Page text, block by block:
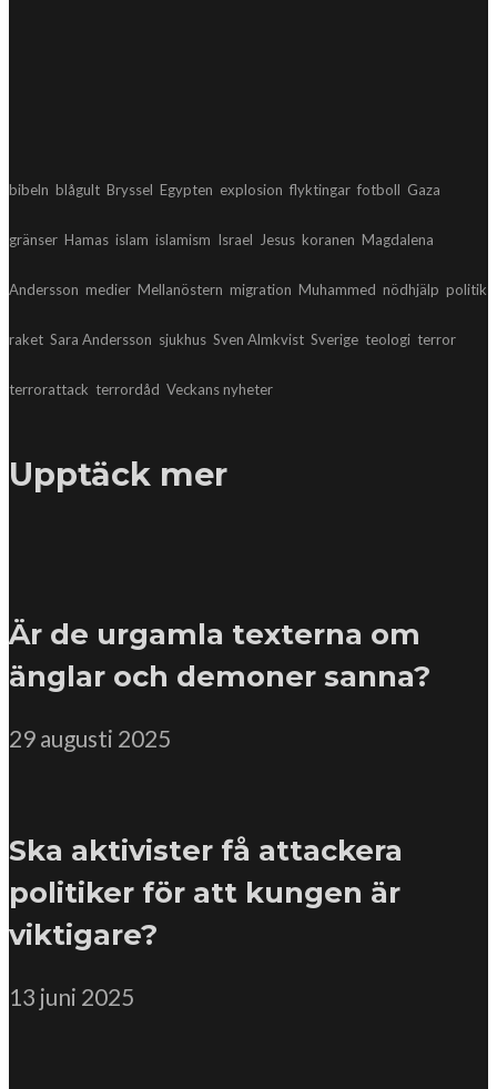
bibeln blågult Bryssel Egypten explosion flyktingar fotboll Gaza
gränser Hamas islam islamism Israel Jesus koranen Magdalena
Andersson medier Mellanöstern migration Muhammed nödhjälp politik
raket Sara Andersson sjukhus Sven Almkvist Sverige teologi terror
terrorattack terrordåd Veckans nyheter
Upptäck mer
Är de urgamla texterna om
änglar och demoner sanna?
29 augusti 2025
Ska aktivister få attackera
politiker för att kungen är
viktigare?
13 juni 2025